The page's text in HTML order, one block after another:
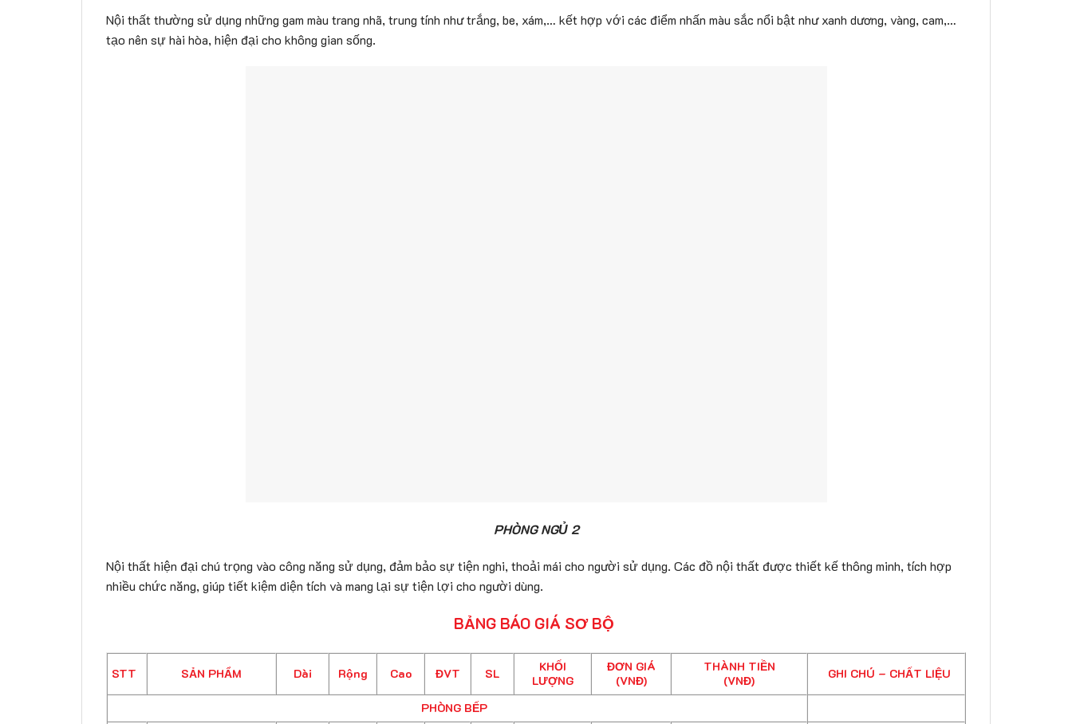
Nội thất thường sử dụng những gam màu trang nhã, trung tính như trắng, be, xám,… kết hợp với các điểm nhấn màu sắc nổi bật như xanh dương, vàng, cam,…
tạo nên sự hài hòa, hiện đại cho không gian sống.
PHÒNG NGỦ 2
Nội thất hiện đại chú trọng vào công năng sử dụng, đảm bảo sự tiện nghi, thoải mái cho người sử dụng. Các đồ nội thất được thiết kế thông minh, tích hợp
nhiều chức năng, giúp tiết kiệm diện tích và mang lại sự tiện lợi cho người dùng.
BẢNG BÁO GIÁ SƠ BỘ
STT SẢN PHẨM Dài Rộng Cao ĐVT SL
KHỐI
LƯỢNG
ĐƠN GIÁ
(VNĐ)
THÀNH TIỀN
(VNĐ)
GHI CHÚ – CHẤT LIỆU
PHÒNG BẾP